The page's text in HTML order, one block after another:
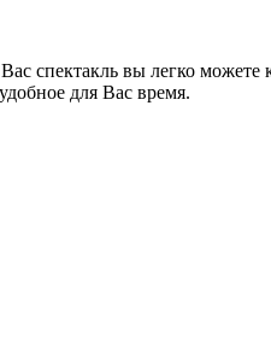
спектакль вы легко
для Вас время.